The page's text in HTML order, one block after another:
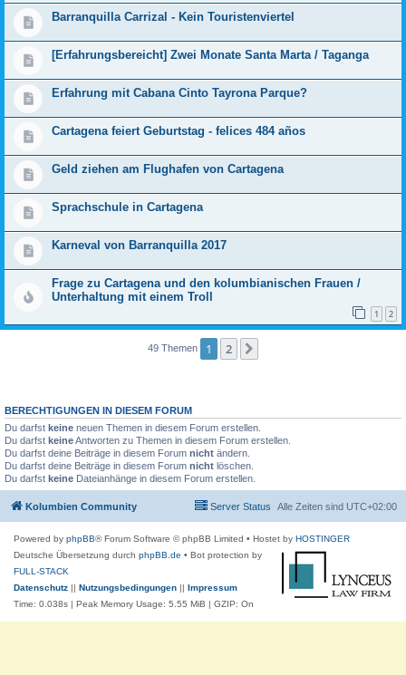
Barranquilla Carrizal - Kein Touristenviertel
[Erfahrungsbereicht] Zwei Monate Santa Marta / Taganga
Erfahrung mit Cabana Cinto Tayrona Parque?
Cartagena feiert Geburtstag - felices 484 años
Geld ziehen am Flughafen von Cartagena
Sprachschule in Cartagena
Karneval von Barranquilla 2017
Frage zu Cartagena und den kolumbianischen Frauen /
Unterhaltung mit einem Troll
1 2
49 Themen 1 2
BERECHTIGUNGEN IN DIESEM FORUM
Du darfst keine neuen Themen in diesem Forum erstellen.
Du darfst keineAntworten zu Themen in diesem Forum erstellen.
Du darfst deine Beiträge in diesem Forum nicht ändern.
Du darfst deine Beiträge in diesem Forum nicht löschen.
Du darfst keine Dateianhänge in diesem Forum erstellen.
Kolumbien Community Alle Zeiten sind UTC+02:00
Server Status
Powered by phpBB® Forum Software © phpBB Limited • Hostet by HOSTINGER
Deutsche Übersetzung durch phpBB.de • Bot protection by
FULL-STACK
Datenschutz || Nutzungsbedingungen || Impressum
Time: 0.038s | Peak Memory Usage: 5.55 MiB | GZIP: On